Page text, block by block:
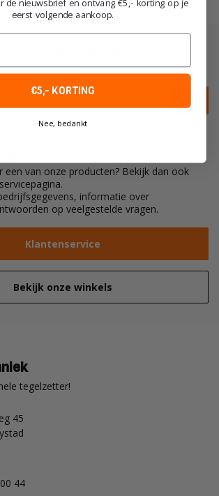
een van onze producten? Bekijk dan ook
informatie over
op veelgestelde vragen.
Klantenservice
Bekijk onze winkels
onze nieuwsbrief
de beste deals
tegelzetter!
45
44
de nieuwsbrief en ontvang €5,- korting op je
eerst volgende aankoop.
€5,- KORTING
Nee, bedankt